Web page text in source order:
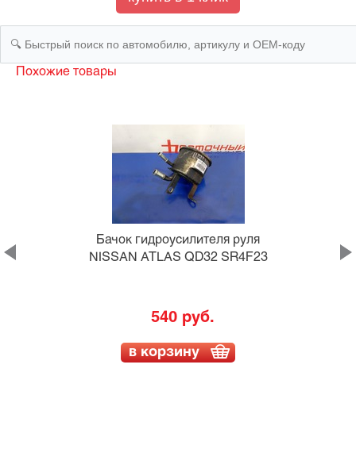
Похожие товары
Бачок гидроусилителя руля
NISSAN ATLAS QD32 SR4F23
540 руб.
в корзину